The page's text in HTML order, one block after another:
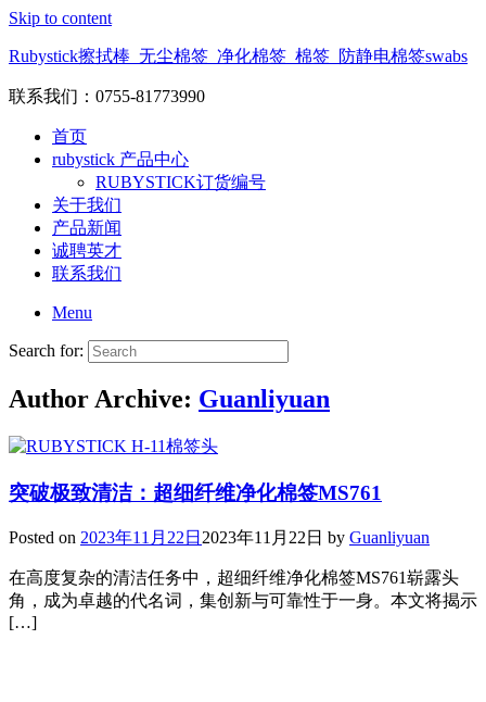
Skip to content
Rubystick擦拭棒_无尘棉签_净化棉签_棉签_防静电棉签swabs
联系我们：0755-81773990
首页
rubystick 产品中心
RUBYSTICK订货编号
关于我们
产品新闻
诚聘英才
联系我们
Menu
Search for:
Author Archive: Guanliyuan
突破极致清洁：超细纤维净化棉签MS761
Posted on 2023年11月22日 2023年11月22日 by Guanliyuan
在高度复杂的清洁任务中，超细纤维净化棉签MS761崭露头
角，成为卓越的代名词，集创新与可靠性于一身。本文将揭示
[…]